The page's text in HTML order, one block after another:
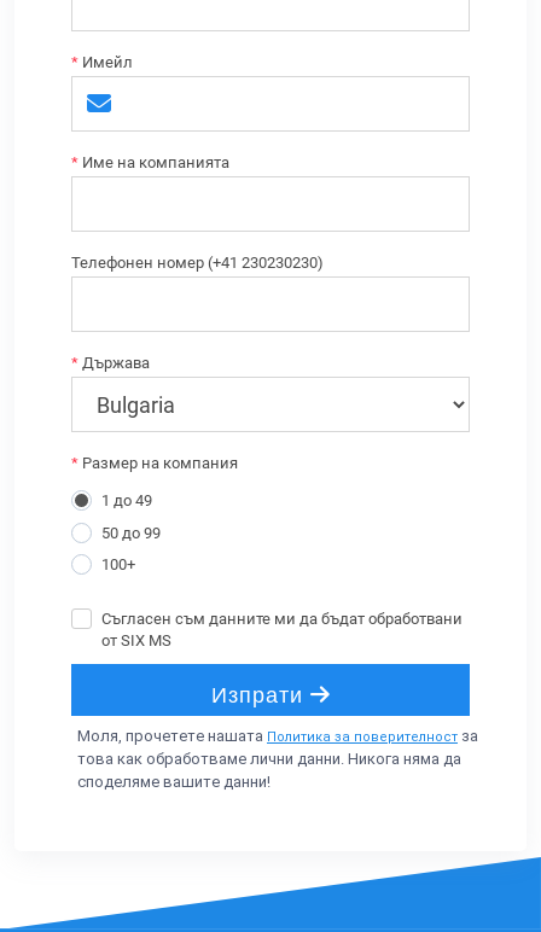
Моля, прочетете нашата Политика за поверителност за
това как обработваме лични данни. Никога няма да
споделяме вашите данни!